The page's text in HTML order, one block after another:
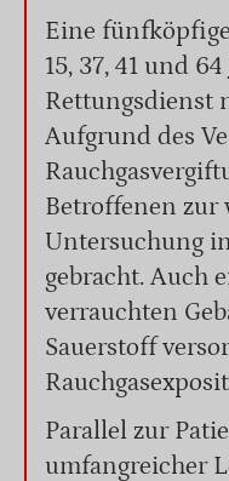
Eine
15, 37, 41 und
Rettungsdienst
Aufgrund des
Betroffenen zur
Untersuchung
gebracht. Auch
verrauchten
Sauerstoff
Parallel zur
umfangreicher